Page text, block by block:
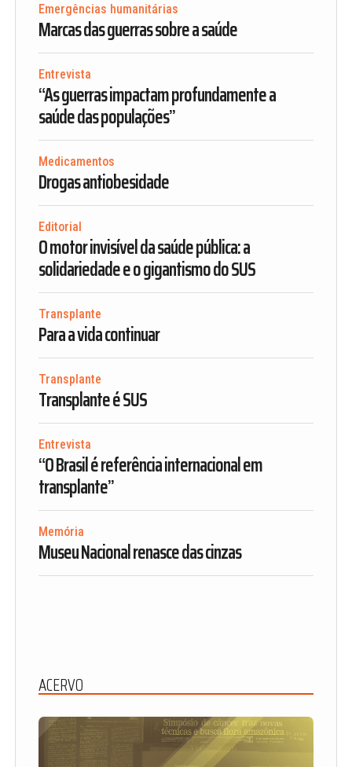
Emergências humanitárias
Marcas das guerras sobre a saúde
Entrevista
“As guerras impactam profundamente a
saúde das populações”
Medicamentos
Drogas antiobesidade
Editorial
O motor invisível da saúde pública: a
solidariedade e o gigantismo do SUS
Transplante
Para a vida continuar
Transplante
Transplante é SUS
Entrevista
“O Brasil é referência internacional em
transplante”
Memória
Museu Nacional renasce das cinzas
ACERVO